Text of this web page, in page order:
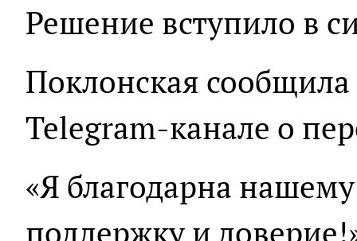
Решение вступило в
Поклонская
Telegram-канале о
«Я благодарна
поддержку и